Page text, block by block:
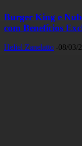
Burger King e
com Benefícios
Heliel Zanelatto -08/03/